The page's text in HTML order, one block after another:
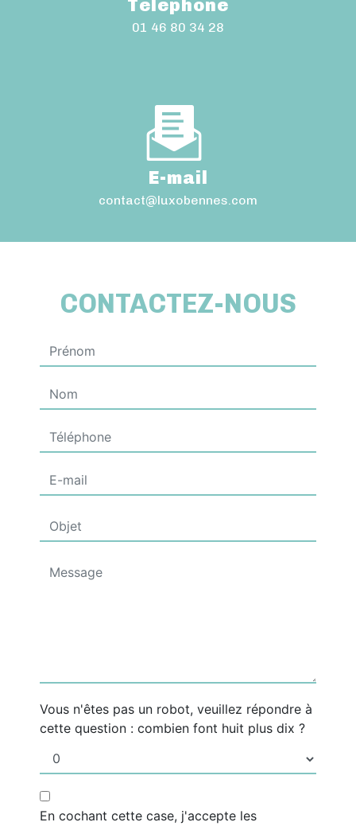
Téléphone
01 46 80 34 28
E-mail
contact@luxobennes.com
CONTACTEZ-NOUS
Vous n'êtes pas un robot, veuillez répondre à
cette question : combien font huit plus dix ?
En cochant cette case, j'accepte les